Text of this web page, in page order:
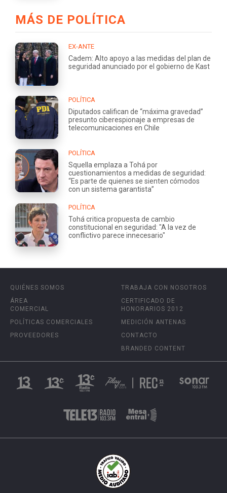
MÁS DE POLÍTICA
EX-ANTE
Cadem: Alto apoyo a las medidas del plan de
seguridad anunciado por el gobierno de Kast
POLÍTICA
Diputados califican de “máxima gravedad”
presunto ciberespionaje a empresas de
telecomunicaciones en Chile
POLÍTICA
Squella emplaza a Tohá por
cuestionamientos a medidas de seguridad:
“Es parte de quienes se sienten cómodos
con un sistema garantista”
POLÍTICA
Tohá critica propuesta de cambio
constitucional en seguridad: "A la vez de
conflictivo parece innecesario"
QUIÉNES SOMOS
ÁREA
COMERCIAL
POLÍTICAS COMERCIALES
PROVEEDORES
TRABAJA CON NOSOTROS
CERTIFICADO DE
HONORARIOS 2012
MEDICIÓN ANTENAS
CONTACTO
BRANDED CONTENT